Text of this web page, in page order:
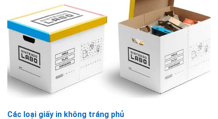
Các loại giấy in không tráng phủ